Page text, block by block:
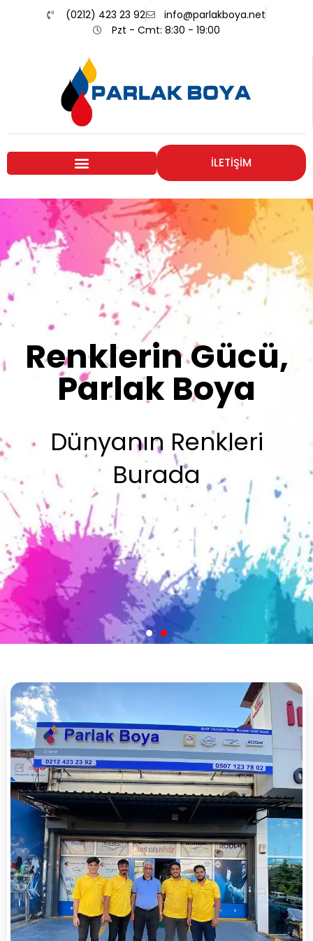
(0212) 423 23 92
info@parlakboya.net
Pzt - Cmt: 8:30 - 19:00
İLETİŞİM
Renklerimiz
Sizin İmzanız
Olsun